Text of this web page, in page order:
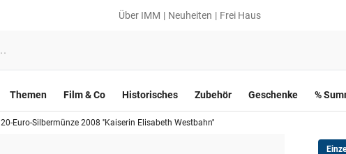
Über IMM Neuheiten Frei Haus
Themen Film & Co Historisches Zubehör Geschenke %
20-Euro-Silbermünze 2008 ''Kaiserin Elisabeth Westbahn''